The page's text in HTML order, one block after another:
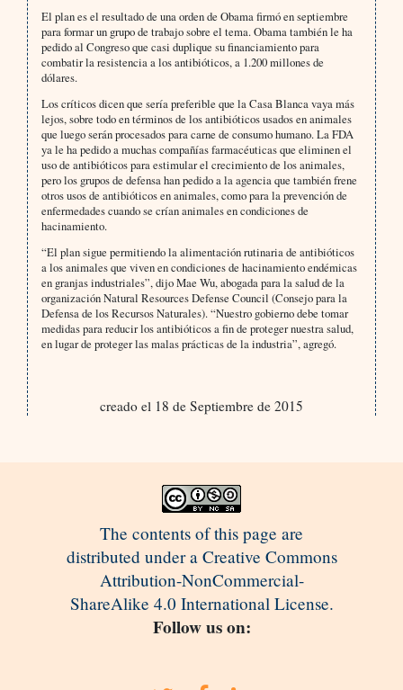
El plan es el resultado de una orden de Obama firmó en septiembre
para formar un grupo de trabajo sobre el tema. Obama también le ha
pedido al Congreso que casi duplique su financiamiento para
combatir la resistencia a los antibióticos, a 1.200 millones de
dólares.
Los críticos dicen que sería preferible que la Casa Blanca vaya más
lejos, sobre todo en términos de los antibióticos usados en animales
que luego serán procesados para carne de consumo humano. La FDA
ya le ha pedido a muchas compañías farmacéuticas que eliminen el
uso de antibióticos para estimular el crecimiento de los animales,
pero los grupos de defensa han pedido a la agencia que también frene
otros usos de antibióticos en animales, como para la prevención de
enfermedades cuando se crían animales en condiciones de
hacinamiento.
“El plan sigue permitiendo la alimentación rutinaria de antibióticos
a los animales que viven en condiciones de hacinamiento endémicas
en granjas industriales”, dijo Mae Wu, abogada para la salud de la
organización Natural Resources Defense Council (Consejo para la
Defensa de los Recursos Naturales). “Nuestro gobierno debe tomar
medidas para reducir los antibióticos a fin de proteger nuestra salud,
en lugar de proteger las malas prácticas de la industria”, agregó.
creado el 18 de Septiembre de 2015
The contents of this page are
distributed under a Creative Commons
Attribution-NonCommercial-
ShareAlike 4.0 International License.
Follow us on: